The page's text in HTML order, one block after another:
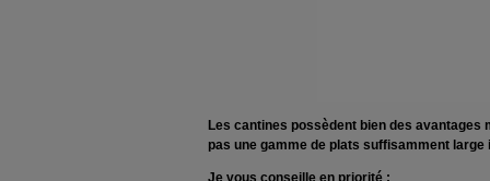
Les cantines possèdent bien des avantages
pas une gamme de plats suffisamment
Je vous conseille en priorité :